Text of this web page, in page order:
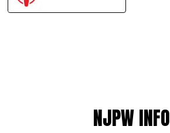
NJPW INFO